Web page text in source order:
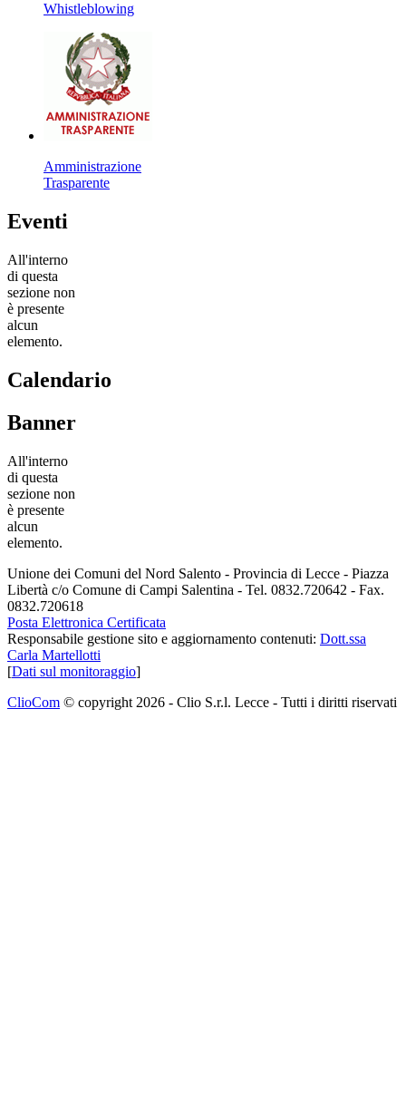
Whistleblowing
Amministrazione
Trasparente
Eventi
All'interno
di questa
sezione non
è presente
alcun
elemento.
Calendario
Banner
All'interno
di questa
sezione non
è presente
alcun
elemento.
Unione dei Comuni del Nord Salento - Provincia di Lecce - Piazza
Libertà c/o Comune di Campi Salentina - Tel. 0832.720642 - Fax.
0832.720618
Posta Elettronica Certificata
Responsabile gestione sito e aggiornamento contenuti: Dott.ssa
Carla Martellotti
[Dati sul monitoraggio]
ClioCom © copyright 2026 - Clio S.r.l. Lecce - Tutti i diritti riservati